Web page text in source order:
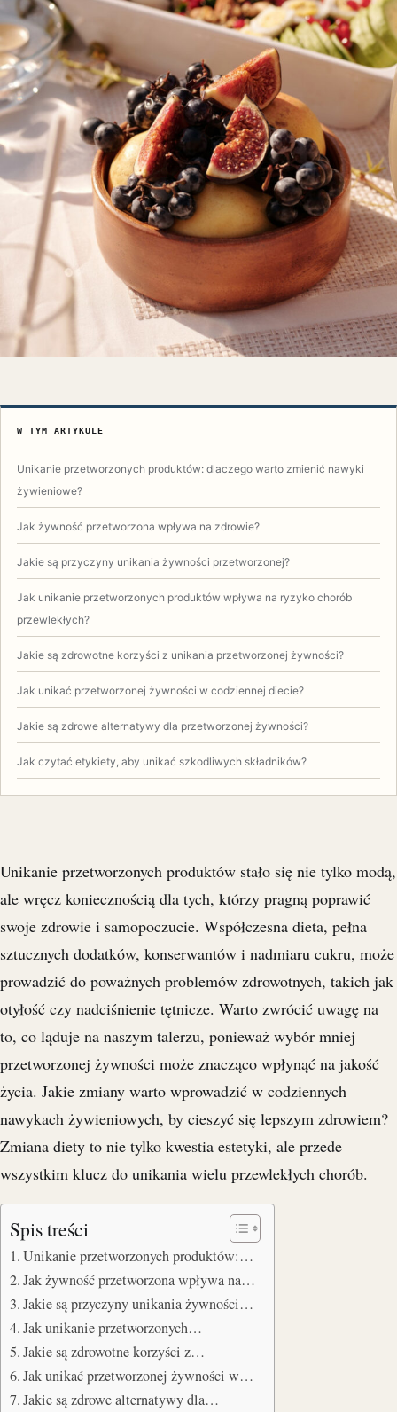
W TYM ARTYKULE
Unikanie przetworzonych produktów: dlaczego warto zmienić nawyki
żywieniowe?
Jak żywność przetworzona wpływa na zdrowie?
Jakie są przyczyny unikania żywności przetworzonej?
Jak unikanie przetworzonych produktów wpływa na ryzyko chorób
przewlekłych?
Jakie są zdrowotne korzyści z unikania przetworzonej żywności?
Jak unikać przetworzonej żywności w codziennej diecie?
Jakie są zdrowe alternatywy dla przetworzonej żywności?
Jak czytać etykiety, aby unikać szkodliwych składników?
Unikanie przetworzonych produktów stało się nie tylko modą,
ale wręcz koniecznością dla tych, którzy pragną poprawić
swoje zdrowie i samopoczucie. Współczesna dieta, pełna
sztucznych dodatków, konserwantów i nadmiaru cukru, może
prowadzić do poważnych problemów zdrowotnych, takich jak
otyłość czy nadciśnienie tętnicze. Warto zwrócić uwagę na
to, co ląduje na naszym talerzu, ponieważ wybór mniej
przetworzonej żywności może znacząco wpłynąć na jakość
życia. Jakie zmiany warto wprowadzić w codziennych
nawykach żywieniowych, by cieszyć się lepszym zdrowiem?
Zmiana diety to nie tylko kwestia estetyki, ale przede
wszystkim klucz do unikania wielu przewlekłych chorób.
Spis treści
Unikanie przetworzonych produktów:…
Jak żywność przetworzona wpływa na…
Jakie są przyczyny unikania żywności…
Jak unikanie przetworzonych…
Jakie są zdrowotne korzyści z…
Jak unikać przetworzonej żywności w…
Jakie są zdrowe alternatywy dla…